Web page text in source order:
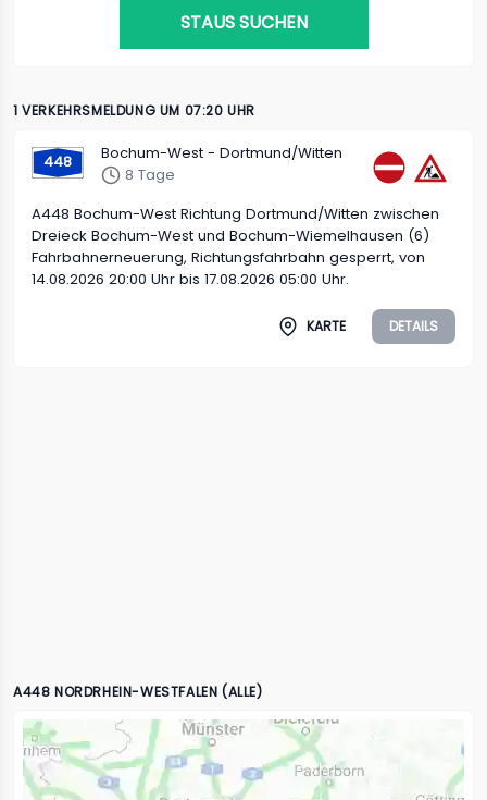
STAUS SUCHEN
1 VERKEHRSMELDUNG UM 07:20 UHR
448
Bochum-West - Dortmund/Witten
8 Tage
A448 Bochum-West Richtung Dortmund/Witten zwischen
Dreieck Bochum-West und Bochum-Wiemelhausen (6)
Fahrbahnerneuerung, Richtungsfahrbahn gesperrt, von
14.08.2026 20:00 Uhr bis 17.08.2026 05:00 Uhr.
KARTE DETAILS
A448 NORDRHEIN-WESTFALEN (ALLE)